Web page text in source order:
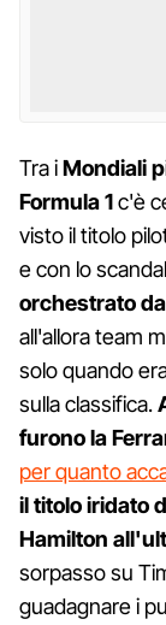
Tra iMondiali
Formula 1c'è
visto il titolo
e con lo
orchestrato
all'allora team
solo quando
sulla classifica.
furono la
per quanto
il titolo iridato
Hamilton
sorpasso su
guadagnare i